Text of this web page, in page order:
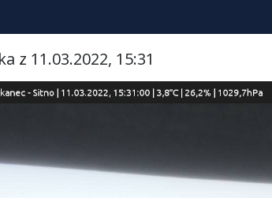
z 11.03.2022, 15:31